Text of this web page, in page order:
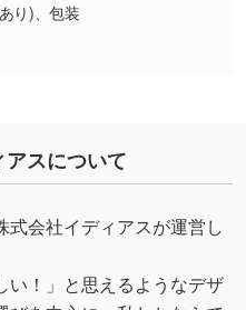
れたい／QRコード
り)、包装
スについて
式会社イディアスが運営し
い！」と思えるようなデザ